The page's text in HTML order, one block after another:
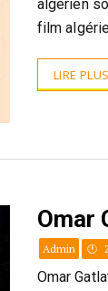
algérien
film
LIRE PLUS
Omar
Admin
Omar